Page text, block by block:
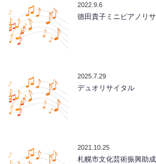
2022.9.6
徳田貴子ミニピアノリ
2025.7.29
デュオリサイタル
2021.10.25
札幌市文化芸術振興助